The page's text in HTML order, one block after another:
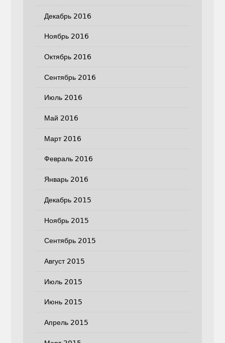
Декабрь 2016
Ноябрь 2016
Октябрь 2016
Сентябрь 2016
Июль 2016
Май 2016
Март 2016
Февраль 2016
Январь 2016
Декабрь 2015
Ноябрь 2015
Сентябрь 2015
Август 2015
Июль 2015
Июнь 2015
Апрель 2015